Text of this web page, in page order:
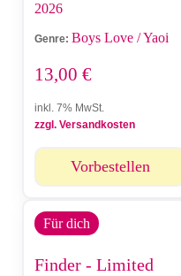
2026
Genre: Boys Love / Yaoi
13,00 €
inkl. 7% MwSt.
zzgl. Versandkosten
Vorbestellen
Für dich
Finder - Limited